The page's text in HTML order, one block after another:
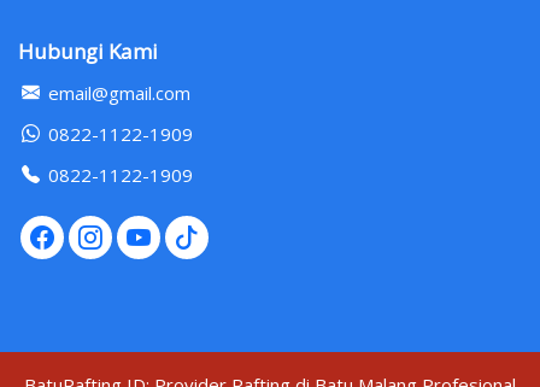
Hubungi Kami
email@gmail.com
0822-1122-1909
0822-1122-1909